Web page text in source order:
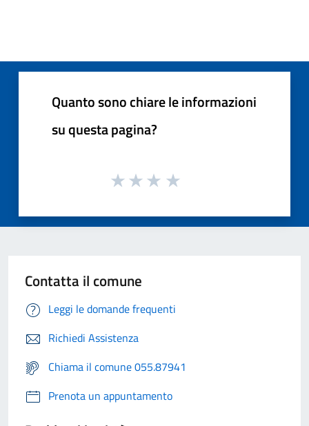
Quanto sono chiare le informazioni
su questa pagina?
Contatta il comune
Leggi le domande frequenti
Richiedi Assistenza
Chiama il comune 055.87941
Prenota un appuntamento